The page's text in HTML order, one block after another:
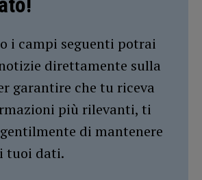
i campi seguenti potrai
direttamente sulla
garantire che tu riceva
più rilevanti, ti
di mantenere
tuoi dati.